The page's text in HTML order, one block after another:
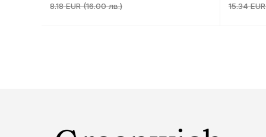
8.18 EUR (16.00 лв.) 15.34